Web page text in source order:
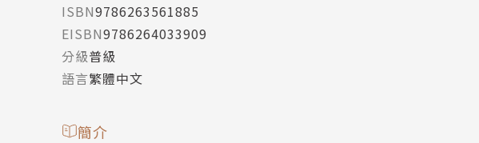
ISBN9786263561885
EISBN9786264033909
分級普級
語言繁體中文
簡介